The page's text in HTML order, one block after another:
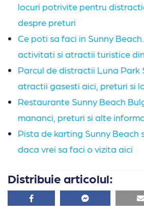
locuri potrivite pentru
despre preturi
Ce poti sa faci in Sunny
activitati si atractii turistice
Parcul de distractii Luna Park
atractii gasesti aici, preturi si
Restaurante Sunny Beach
mananci, preturi si alte
Pista de karting Sunny Beach
daca vrei sa faci o vizita aici
Distribuie articolul:
Facebook Facebook